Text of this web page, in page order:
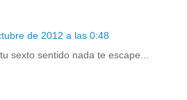
de 2012 a las 0:48
sexto sentido nada te escape...